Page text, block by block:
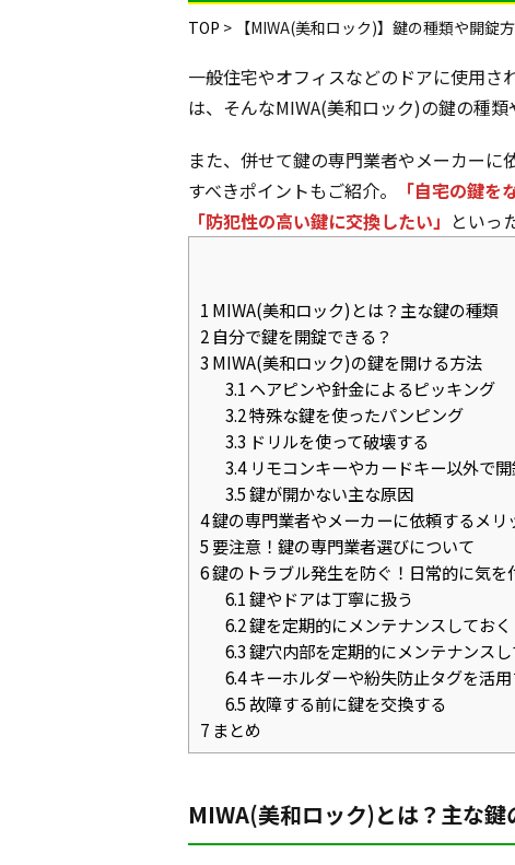
TOP > 【MIWA(美和ロック)】鍵の種類や開錠
一般住宅やオフィスなどのドアに使用さ
は、そんなMIWA(美和ロック)の鍵の種類
また、併せて鍵の専門業者やメーカー
すべきポイントもご紹介。
「自宅の鍵
「防犯性の高い鍵に交換したい」 といっ
1 MIWA(美和ロック)とは？主な鍵の種類
2 自分で鍵を開錠できる？
3 MIWA(美和ロック)の鍵を開ける方法
3.1 ヘアピンや針金によるピッキング
3.2特殊な鍵を使ったパンピング
3.3 ドリルを使って破壊する
3.4リモコンキーやカードキー以外で
3.5鍵が開かない主な原因
4鍵の専門業者やメーカーに依頼するメリ
5 要注意！鍵の専門業者選びについて
6鍵のトラブル発生を防ぐ！日常的に気を
6.1鍵やドアは丁寧に扱う
6.2鍵を定期的にメンテナンスしておく
6.3鍵穴内部を定期的にメンテナンスし
6.4キーホルダーや紛失防止タグを活用
6.5故障する前に鍵を交換する
7 まとめ
MIWA(美和ロック)とは？主な鍵